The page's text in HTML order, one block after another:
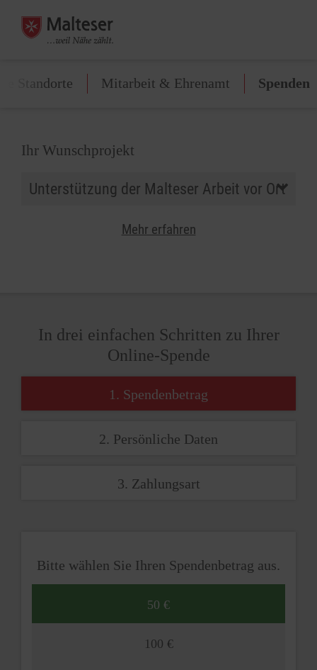
Standorte Mitarbeit & Ehrenamt Spenden
Ihr Wunschprojekt
Mehr erfahren
In drei einfachen Schritten zu Ihrer
Online-Spende
1. Spendenbetrag
2. Persönliche Daten
3. Zahlungsart
Bitte wählen Sie Ihren Spendenbetrag aus.
50 €
100 €